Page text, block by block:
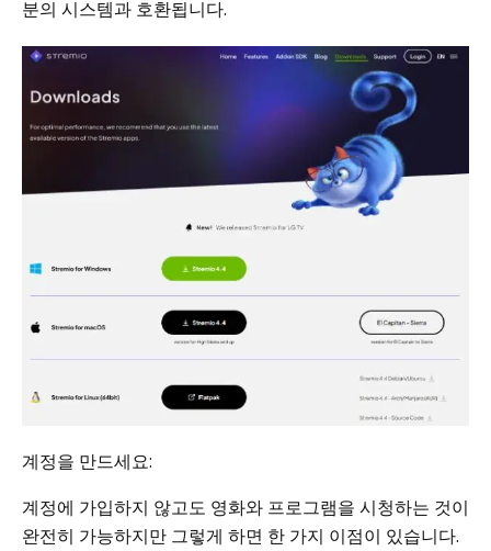
분의 시스템과 호환됩니다.
계정을 만드세요:
계정에 가입하지 않고도 영화와 프로그램을 시청하는 것이
완전히 가능하지만 그렇게 하면 한 가지 이점이 있습니다.